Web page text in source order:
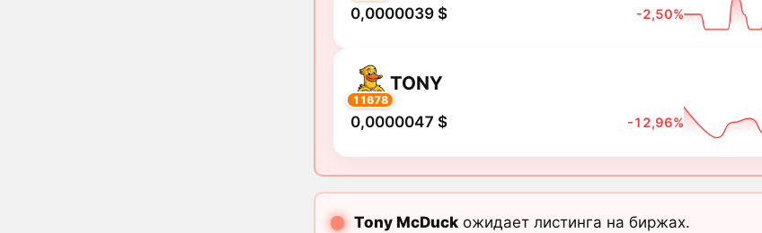
0,0000039 $ -2,50%
11678
TONY
0,0000047 $ -12,96%
Tony McDuckожидает листинга на биржах.